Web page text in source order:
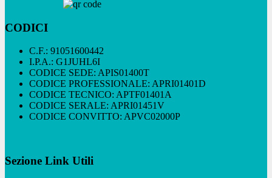
CODICI
C.F.: 91051600442
I.P.A.: G1JUHL6I
CODICE SEDE: APIS01400T
CODICE PROFESSIONALE: APRI01401D
CODICE TECNICO: APTF01401A
CODICE SERALE: APRI01451V
CODICE CONVITTO: APVC02000P
Sezione Link Utili